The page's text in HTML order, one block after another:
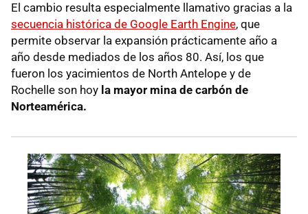
El cambio resulta especialmente llamativo gracias a la
secuencia histórica de Google Earth Engine, que
permite observar la expansión prácticamente año a
año desde mediados de los años 80. Así, los que
fueron los yacimientos de North Antelope y de
Rochelle son hoy la mayor mina de carbón de
Norteamérica.